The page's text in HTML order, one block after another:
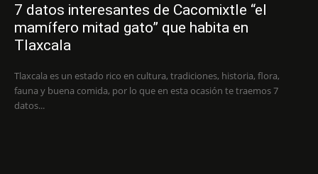
7 datos interesantes de Cacomixtle “el
mamífero mitad gato” que habita en
Tlaxcala
Tlaxcala es un estado rico en cultura, tradiciones, historia, flora,
fauna y buena comida, por lo que en esta ocasión te traemos 7
datos...